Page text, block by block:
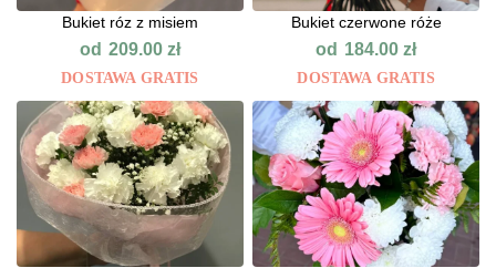
Bukiet róz z misiem
od 209.00 zł
DOSTAWA GRATIS
Bukiet czerwone róże
od 184.00zł
DOSTAWA GRATIS